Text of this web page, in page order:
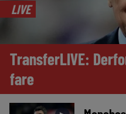
LIVE
TransferLIVE:
fare